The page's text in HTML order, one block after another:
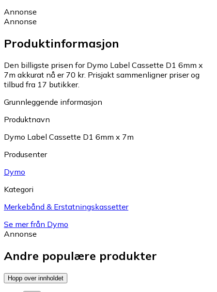
Annonse
Annonse
Produktinformasjon
Den billigste prisen for Dymo Label Cassette D1 6mm x
7m akkurat nå er 70 kr. Prisjakt sammenligner priser og
tilbud fra 17 butikker.
Grunnleggende informasjon
Produktnavn
Dymo Label Cassette D1 6mm x 7m
Produsenter
Dymo
Kategori
Merkebånd & Erstatningskassetter
Se mer från Dymo
Annonse
Andre populære produkter
Hopp over innholdet